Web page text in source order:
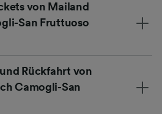
von Mailand
San Fruttuoso
Rückfahrt von
Camogli-San